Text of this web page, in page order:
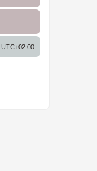
UTC+02:00